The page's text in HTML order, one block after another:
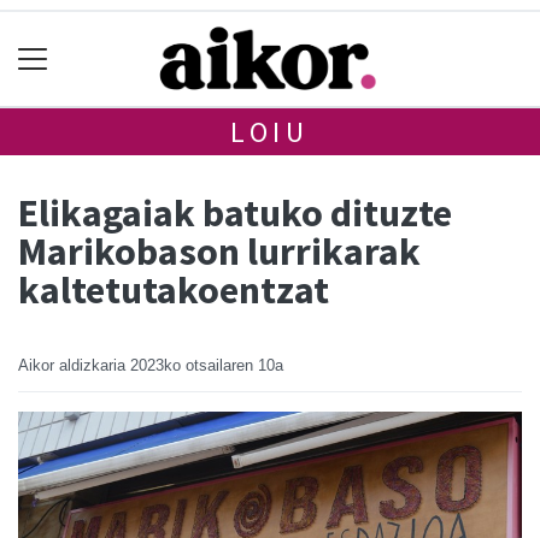
LOIU
Elikagaiak batuko dituzte
Marikobason lurrikarak
kaltetutakoentzat
Aikor aldizkaria 2023ko otsailaren 10a